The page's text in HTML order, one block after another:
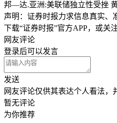
邦—达.亚洲:美联储独立性受挫
声明：证券时报力求信息真实、
下载“证券时报”官方APP，或关
网友评论
登录后可以发言
发送
网友评论仅供其表达个人看法，
暂无评论
为你推荐